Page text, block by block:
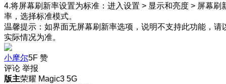
4.将屏幕刷新率设置为标准：进入设置 > 显示和亮度 > 屏幕刷
率，选择标准模式。
温馨提示：如界面无屏幕刷新率选项，说明不支持此功能，请
实际情况为准。
小摩尔5F 赞
评论 举报
版主荣耀 Magic3 5G